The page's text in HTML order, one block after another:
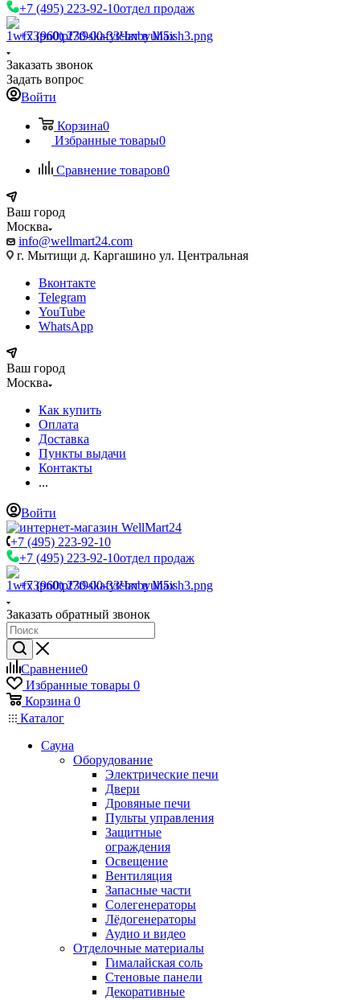
+7 (495) 223-92-10отдел продаж
+7 (960) 230-00-33Чат в Max
Заказать звонок
Задать вопрос
Войти
Корзина0
Избранные товары0
Сравнение товаров0
Ваш город
Москва
info@wellmart24.com
г. Мытищи д. Каргашино ул. Центральная
Вконтакте
Telegram
YouTube
WhatsApp
Ваш город
Москва
Как купить
Оплата
Доставка
Пункты выдачи
Контакты
...
Войти
+7 (495) 223-92-10
+7 (495) 223-92-10отдел продаж
+7 (960) 230-00-33Чат в Max
Заказать обратный звонок
Сравнение0
Избранные товары 0
Корзина 0
Каталог
Сауна
Оборудование
Электрические печи
Двери
Дровяные печи
Пульты управления
Защитные
ограждения
Освещение
Вентиляция
Запасные части
Солегенераторы
Лёдогенераторы
Аудио и видео
Отделочные материалы
Гималайская соль
Стеновые панели
Декоративные